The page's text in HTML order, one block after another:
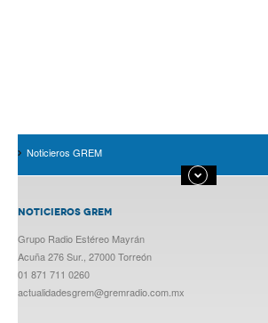
Noticieros GREM
NOTICIEROS GREM
Grupo Radio Estéreo Mayrán
Acuña 276 Sur., 27000 Torreón
01 871 711 0260
actualidadesgrem@gremradio.com.mx